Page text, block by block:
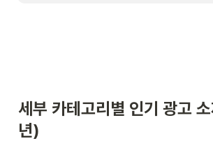
세부 카테고리별 인기 광고
년)